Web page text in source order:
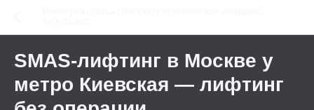
SMAS-лифтинг в Москве у
метро Киевская — лифтинг